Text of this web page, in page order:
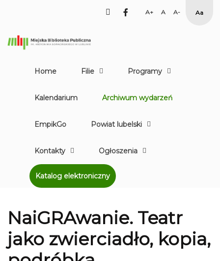
facebook
Set Set
Smaller
High
Home Filie Programy
Kalendarium Archiwum wydarzeń
EmpikGo Powiat lubelski
Kontakty Ogłoszenia
Katalog elektroniczny
NaiGRAwanie. Teatr
jako zwierciadło, kopia,